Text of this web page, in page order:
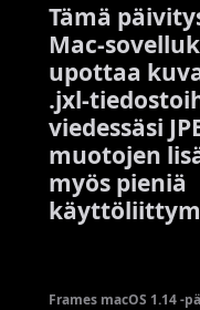
Tämä
Mac-
upottaa
.jxl-
viedessäsi
muotojen
myös pieniä
Frames macOS 1.14 -